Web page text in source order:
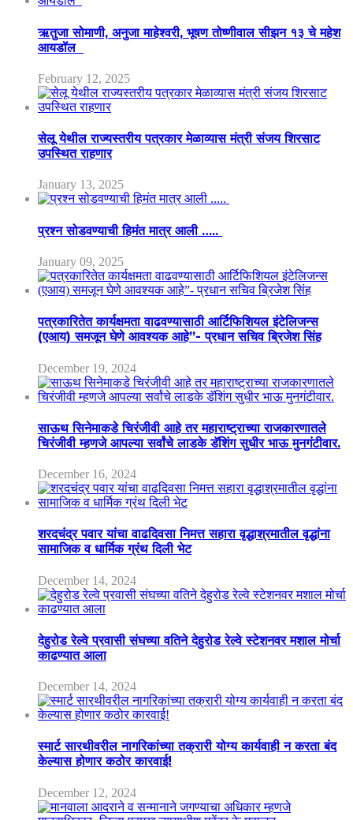
ऋतुजा सोमाणी, अनुजा माहेश्वरी, भूषण तोष्णीवाल सीझन १३ चे महेश
आयडॉल
February 12, 2025
सेलू येथील राज्यस्तरीय पत्रकार मेळाव्यास मंत्री संजय शिरसाट
उपस्थित राहणार
January 13, 2025
प्रश्न सोडवण्याची हिमंत मात्र आली …..
January 09, 2025
पत्रकारितेत कार्यक्षमता वाढवण्यासाठी आर्टिफिशियल इंटेलिजन्स
(एआय) समजून घेणे आवश्यक आहे”- प्रधान सचिव ब्रिजेश सिंह
December 19, 2024
साऊथ सिनेमाकडे चिरंजीवी आहे तर महाराष्ट्राच्या राजकारणातले
चिरंजीवी म्हणजे आपल्या सर्वांचे लाडके डॅशिंग सुधीर भाऊ मुनगंटीवार.
December 16, 2024
शरदचंद्र पवार यांचा वाढदिवसा निमत्त सहारा वृद्धाश्रमातील वृद्धांना
सामाजिक व धार्मिक ग्रंथ दिली भेट
December 14, 2024
देहुरोड रेल्वे प्रवासी संघच्या वतिने देहुरोड रेल्वे स्टेशनवर मशाल मोर्चा
काढण्यात आला
December 14, 2024
स्मार्ट सारथीवरील नागरिकांच्या तक्रारी योग्य कार्यवाही न करता बंद
केल्यास होणार कठोर कारवाई!
December 12, 2024